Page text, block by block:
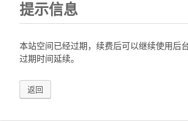
提示信息
本站空间已经过期，续费后可以继续使用后
过期时间延续。
返回